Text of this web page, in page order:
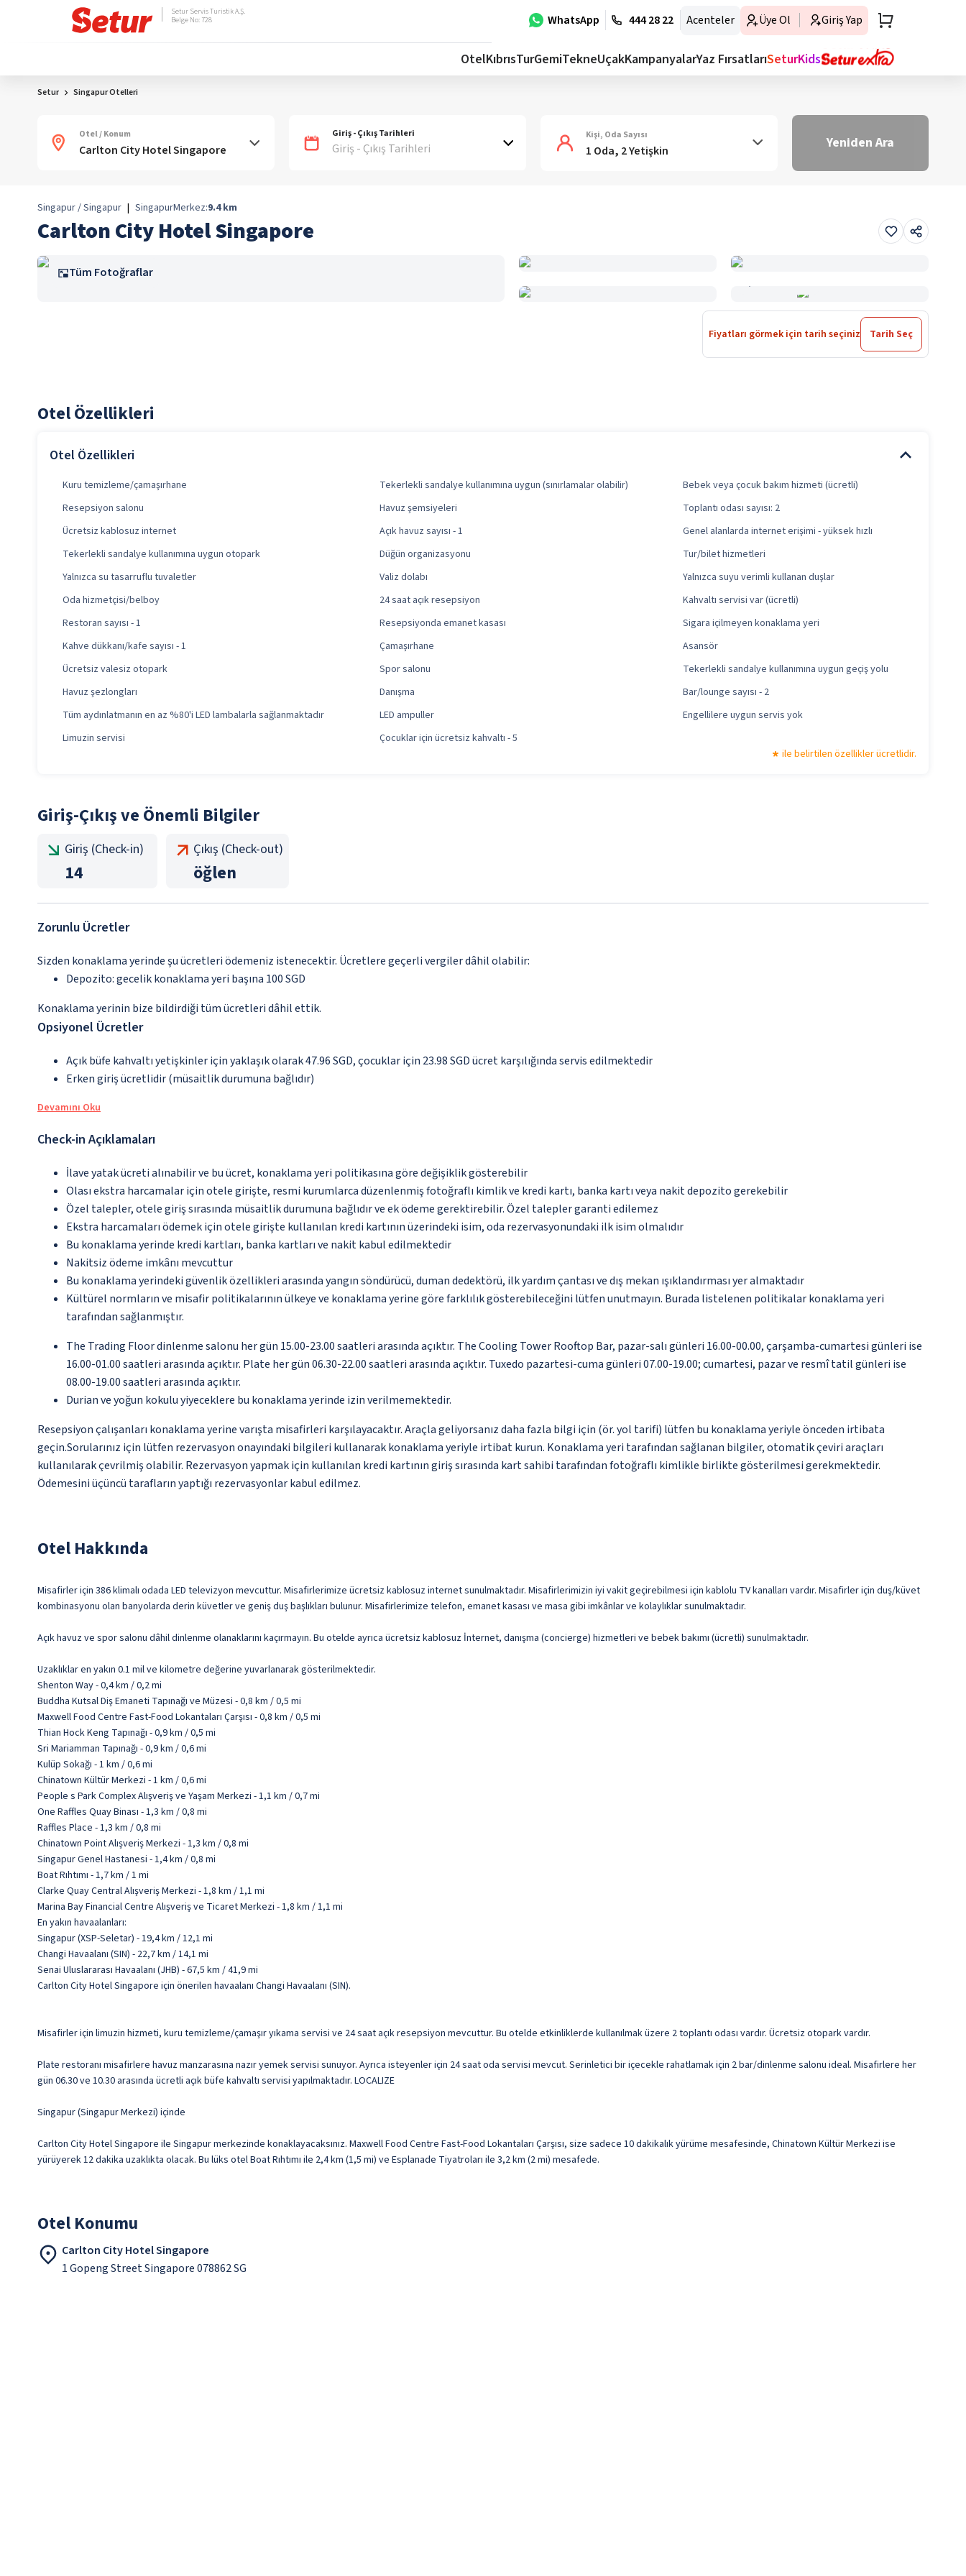
WhatsApp 444 28 22 Acenteler Üye Ol Giriş Yap
Setur Servis Turistik A.Ş.
Belge No: 728
OtelKıbrısTurGemiTekneUçakKampanyalarYaz FırsatlarıSeturKids
Setur Singapur Otelleri
Otel / Konum Giriş - Çıkış Tarihleri
Giriş - Çıkış Tarihleri
Kişi, Oda Sayısı
1 Oda, 2 Yetişkin Yeniden Ara
Singapur / Singapur | SingapurMerkez:9.4 km
Carlton City Hotel Singapore
Tüm Fotoğraflar
Fiyatları görmek için tarih seçiniz Tarih Seç
Otel Özellikleri
Otel Özellikleri
Kuru temizleme/çamaşırhane Tekerlekli sandalye kullanımına uygun (sınırlamalar olabilir)
Bebek veya çocuk bakım hizmeti (ücretli)
Resepsiyon salonu
Havuz şemsiyeleri
Toplantı odası sayısı: 2
Ücretsiz kablosuz internet
Açık havuz sayısı - 1
Genel alanlarda internet erişimi - yüksek hızlı
Tekerlekli sandalye kullanımına uygun otopark
Düğün organizasyonu
Tur/bilet hizmetleri
Yalnızca su tasarruflu tuvaletler
Valiz dolabı
Yalnızca suyu verimli kullanan duşlar
Oda hizmetçisi/belboy
24 saat açık resepsiyon
Kahvaltı servisi var (ücretli)
Restoran sayısı - 1
Resepsiyonda emanet kasası
Sigara içilmeyen konaklama yeri
Kahve dükkanı/kafe sayısı - 1
Çamaşırhane
Asansör
Ücretsiz valesiz otopark
Spor salonu
Tekerlekli sandalye kullanımına uygun geçiş yolu
Havuz şezlongları
Danışma
Bar/lounge sayısı - 2
Tüm aydınlatmanın en az %80'i LED lambalarla sağlanmaktadır
LED ampuller
Engellilere uygun servis yok
Limuzin servisi
Çocuklar için ücretsiz kahvaltı - 5
ile belirtilen özellikler ücretlidir.
Giriş-Çıkış ve Önemli Bilgiler
Giriş (Check-in)
14
Çıkış (Check-out)
öğlen
Zorunlu Ücretler
Sizden konaklama yerinde şu ücretleri ödemeniz istenecektir. Ücretlere geçerli vergiler dâhil olabilir:
Depozito: gecelik konaklama yeri başına 100 SGD
Konaklama yerinin bize bildirdiği tüm ücretleri dâhil ettik.
Opsiyonel Ücretler
Açık büfe kahvaltı yetişkinler için yaklaşık olarak 47.96 SGD, çocuklar için 23.98 SGD ücret karşılığında servis edilmektedir
Erken giriş ücretlidir (müsaitlik durumuna bağlıdır)
Devamını Oku
Check-in Açıklamaları
İlave yatak ücreti alınabilir ve bu ücret, konaklama yeri politikasına göre değişiklik gösterebilir
Olası ekstra harcamalar için otele girişte, resmi kurumlarca düzenlenmiş fotoğraflı kimlik ve kredi kartı, banka kartı veya nakit depozito gerekebilir
Özel talepler, otele giriş sırasında müsaitlik durumuna bağlıdır ve ek ödeme gerektirebilir. Özel talepler garanti edilemez
Ekstra harcamaları ödemek için otele girişte kullanılan kredi kartının üzerindeki isim, oda rezervasyonundaki ilk isim olmalıdır
Bu konaklama yerinde kredi kartları, banka kartları ve nakit kabul edilmektedir
Nakitsiz ödeme imkânı mevcuttur
Bu konaklama yerindeki güvenlik özellikleri arasında yangın söndürücü, duman dedektörü, ilk yardım çantası ve dış mekan ışıklandırması yer almaktadır
Kültürel normların ve misafir politikalarının ülkeye ve konaklama yerine göre farklılık gösterebileceğini lütfen unutmayın. Burada listelenen politikalar konaklama yeri
tarafından sağlanmıştır.
The Trading Floor dinlenme salonu her gün 15.00-23.00 saatleri arasında açıktır. The Cooling Tower Rooftop Bar, pazar-salı günleri 16.00-00.00, çarşamba-cumartesi günleri ise
16.00-01.00 saatleri arasında açıktır. Plate her gün 06.30-22.00 saatleri arasında açıktır. Tuxedo pazartesi-cuma günleri 07.00-19.00; cumartesi, pazar ve resmî tatil günleri ise
08.00-19.00 saatleri arasında açıktır.
Durian ve yoğun kokulu yiyeceklere bu konaklama yerinde izin verilmemektedir.
Resepsiyon çalışanları konaklama yerine varışta misafirleri karşılayacaktır. Araçla geliyorsanız daha fazla bilgi için (ör. yol tarifi) lütfen bu konaklama yeriyle önceden irtibata
geçin.Sorularınız için lütfen rezervasyon onayındaki bilgileri kullanarak konaklama yeriyle irtibat kurun. Konaklama yeri tarafından sağlanan bilgiler, otomatik çeviri araçları
kullanılarak çevrilmiş olabilir. Rezervasyon yapmak için kullanılan kredi kartının giriş sırasında kart sahibi tarafından fotoğraflı kimlikle birlikte gösterilmesi gerekmektedir.
Ödemesini üçüncü tarafların yaptığı rezervasyonlar kabul edilmez.
Otel Hakkında
Misafirler için 386 klimalı odada LED televizyon mevcuttur. Misafirlerimize ücretsiz kablosuz internet sunulmaktadır. Misafirlerimizin iyi vakit geçirebilmesi için kablolu TV kanalları vardır. Misafirler için duş/küvet
kombinasyonu olan banyolarda derin küvetler ve geniş duş başlıkları bulunur. Misafirlerimize telefon, emanet kasası ve masa gibi imkânlar ve kolaylıklar sunulmaktadır.
Açık havuz ve spor salonu dâhil dinlenme olanaklarını kaçırmayın. Bu otelde ayrıca ücretsiz kablosuz İnternet, danışma (concierge) hizmetleri ve bebek bakımı (ücretli) sunulmaktadır.
Uzaklıklar en yakın 0.1 mil ve kilometre değerine yuvarlanarak gösterilmektedir.
Shenton Way - 0,4 km / 0,2 mi
Buddha Kutsal Diş Emaneti Tapınağı ve Müzesi - 0,8 km / 0,5 mi
Maxwell Food Centre Fast-Food Lokantaları Çarşısı - 0,8 km / 0,5 mi
Thian Hock Keng Tapınağı - 0,9 km / 0,5 mi
Sri Mariamman Tapınağı - 0,9 km / 0,6 mi
Kulüp Sokağı - 1 km / 0,6 mi
Chinatown Kültür Merkezi - 1 km / 0,6 mi
People s Park Complex Alışveriş ve Yaşam Merkezi - 1,1 km / 0,7 mi
One Raffles Quay Binası - 1,3 km / 0,8 mi
Raffles Place - 1,3 km / 0,8 mi
Chinatown Point Alışveriş Merkezi - 1,3 km / 0,8 mi
Singapur Genel Hastanesi - 1,4 km / 0,8 mi
Boat Rıhtımı - 1,7 km / 1 mi
Clarke Quay Central Alışveriş Merkezi - 1,8 km / 1,1 mi
Marina Bay Financial Centre Alışveriş ve Ticaret Merkezi - 1,8 km / 1,1 mi
En yakın havaalanları:
Singapur (XSP-Seletar) - 19,4 km / 12,1 mi
Changi Havaalanı (SIN) - 22,7 km / 14,1 mi
Senai Uluslararası Havaalanı (JHB) - 67,5 km / 41,9 mi
Carlton City Hotel Singapore için önerilen havaalanı Changi Havaalanı (SIN).
Misafirler için limuzin hizmeti, kuru temizleme/çamaşır yıkama servisi ve 24 saat açık resepsiyon mevcuttur. Bu otelde etkinliklerde kullanılmak üzere 2 toplantı odası vardır. Ücretsiz otopark vardır.
Plate restoranı misafirlere havuz manzarasına nazır yemek servisi sunuyor. Ayrıca isteyenler için 24 saat oda servisi mevcut. Serinletici bir içecekle rahatlamak için 2 bar/dinlenme salonu ideal. Misafirlere her
gün 06.30 ve 10.30 arasında ücretli açık büfe kahvaltı servisi yapılmaktadır. LOCALIZE
Singapur (Singapur Merkezi) içinde
Carlton City Hotel Singapore ile Singapur merkezinde konaklayacaksınız. Maxwell Food Centre Fast-Food Lokantaları Çarşısı, size sadece 10 dakikalık yürüme mesafesinde, Chinatown Kültür Merkezi ise
yürüyerek 12 dakika uzaklıkta olacak. Bu lüks otel Boat Rıhtımı ile 2,4 km (1,5 mi) ve Esplanade Tiyatroları ile 3,2 km (2 mi) mesafede.
Otel Konumu
Carlton City Hotel Singapore
1 Gopeng Street Singapore 078862 SG